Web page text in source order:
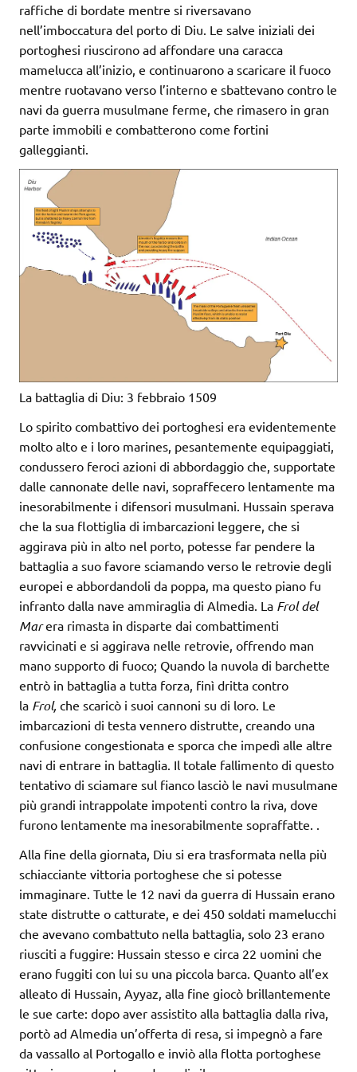
raffiche di bordate mentre si riversavano
nell’imboccatura del porto di Diu. Le salve iniziali dei
portoghesi riuscirono ad affondare una caracca
mamelucca all’inizio, e continuarono a scaricare il fuoco
mentre ruotavano verso l’interno e sbattevano contro le
navi da guerra musulmane ferme, che rimasero in gran
parte immobili e combatterono come fortini
galleggianti.
La battaglia di Diu: 3 febbraio 1509
Lo spirito combattivo dei portoghesi era evidentemente
molto alto e i loro marines, pesantemente equipaggiati,
condussero feroci azioni di abbordaggio che, supportate
dalle cannonate delle navi, sopraffecero lentamente ma
inesorabilmente i difensori musulmani. Hussain sperava
che la sua flottiglia di imbarcazioni leggere, che si
aggirava più in alto nel porto, potesse far pendere la
battaglia a suo favore sciamando verso le retrovie degli
europei e abbordandoli da poppa, ma questo piano fu
infranto dalla nave ammiraglia di Almedia. La Frol del
Marera rimasta in disparte dai combattimenti
ravvicinati e si aggirava nelle retrovie, offrendo man
mano supporto di fuoco; Quando la nuvola di barchette
entrò in battaglia a tutta forza, finì dritta contro
la Frol, che scaricò i suoi cannoni su di loro. Le
imbarcazioni di testa vennero distrutte, creando una
confusione congestionata e sporca che impedì alle altre
navi di entrare in battaglia. Il totale fallimento di questo
tentativo di sciamare sul fianco lasciò le navi musulmane
più grandi intrappolate impotenti contro la riva, dove
furono lentamente ma inesorabilmente sopraffatte. .
Alla fine della giornata, Diu si era trasformata nella più
schiacciante vittoria portoghese che si potesse
immaginare. Tutte le 12 navi da guerra di Hussain erano
state distrutte o catturate, e dei 450 soldati mamelucchi
che avevano combattuto nella battaglia, solo 23 erano
riusciti a fuggire: Hussain stesso e circa 22 uomini che
erano fuggiti con lui su una piccola barca. Quanto all’ex
alleato di Hussain, Ayyaz, alla fine giocò brillantemente
le sue carte: dopo aver assistito alla battaglia dalla riva,
portò ad Almedia un’offerta di resa, si impegnò a fare
da vassallo al Portogallo e inviò alla flotta portoghese